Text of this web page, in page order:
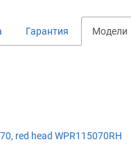
Гарантия Модели
red head WPR115070RH